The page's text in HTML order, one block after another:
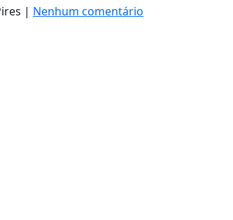
| Nenhum comentário